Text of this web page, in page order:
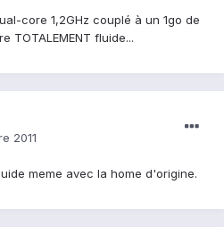
core 1,2GHz couplé à un 1go de
TOTALEMENT fluide...
2011
meme avec la home d'origine.